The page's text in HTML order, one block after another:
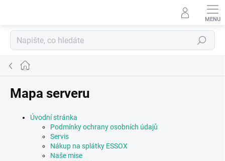
Hledat
Domů
Mapa serveru
Úvodní stránka
Podmínky ochrany osobních údajů
Servis
Nákup na splátky ESSOX
Naše mise